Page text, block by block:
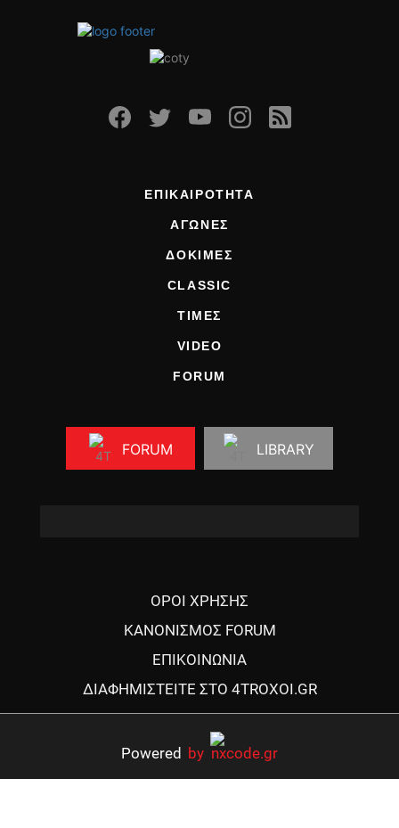
ΕΠΙΚΑΙΡΟΤΗΤΑ
ΑΓΩΝΕΣ
ΔΟΚΙΜΕΣ
CLASSIC
ΤΙΜΕΣ
VIDEO
FORUM
FORUM LIBRARY
ΟΡΟΙ ΧΡΗΣΗΣ
ΚΑΝΟΝΙΣΜΟΣ FORUM
ΕΠΙΚΟΙΝΩΝΙΑ
ΔΙΑΦΗΜΙΣΤΕΙΤΕ ΣΤΟ 4TROXOI.GR
Powered by